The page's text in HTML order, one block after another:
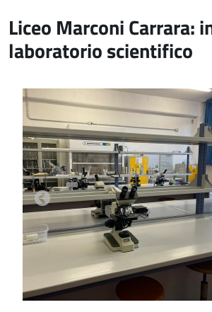
Liceo Marconi Carrara:
laboratorio scientifico